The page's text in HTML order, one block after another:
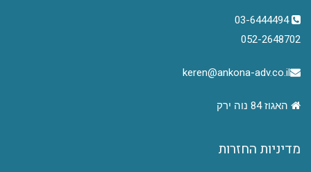
03-6444494
052-2648702
keren@ankona-adv.co.il
האגוז 84 נוה ירק
מדיניות החזרות